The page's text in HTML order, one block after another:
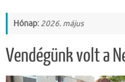
Hónap: 2026. május
Vendégünk volt a